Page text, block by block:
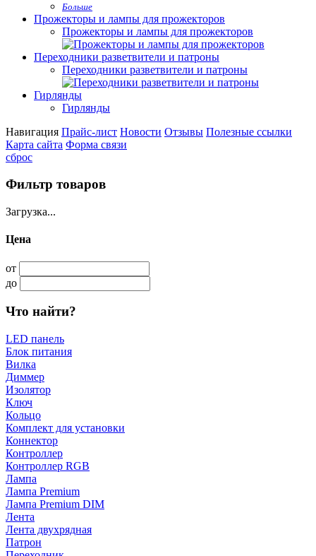
Больше
Прожекторы и лампы для прожекторов
Прожекторы и лампы для прожекторов
Переходники разветвители и патроны
Переходники разветвители и патроны
Гирлянды
Гирлянды
Навигация Прайс-лист Новости Отзывы Полезные ссылки
Карта сайта Форма связи
сброс
Фильтр товаров
Загрузка...
Цена
от
до
Что найти?
LED панель
Блок питания
Вилка
Диммер
Изолятор
Ключ
Кольцо
Комплект для установки
Коннектор
Контроллер
Контроллер RGB
Лампа
Лампа Premium
Лампа Premium DIM
Лента
Лента двухрядная
Патрон